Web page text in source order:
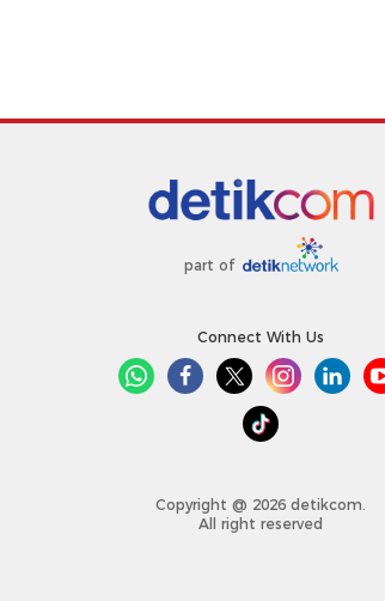
part of
Connect With Us
Copyright @ 2026 detikcom.
All right reserved